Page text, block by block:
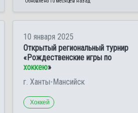
10 января 2025
Открытый региональный турнир
«Рождественские игры по
хоккею»
г. Ханты-Мансийск
Хоккей